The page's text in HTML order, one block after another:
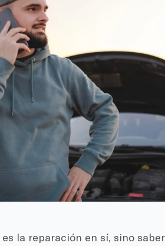
la reparación en sí, sino saber